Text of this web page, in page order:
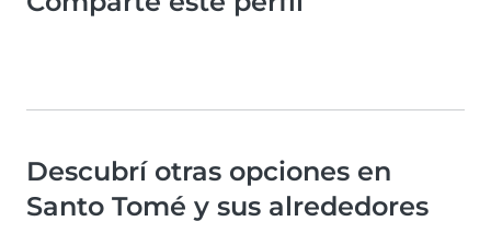
Descubrí otras opciones en
Santo Tomé y sus alrededores